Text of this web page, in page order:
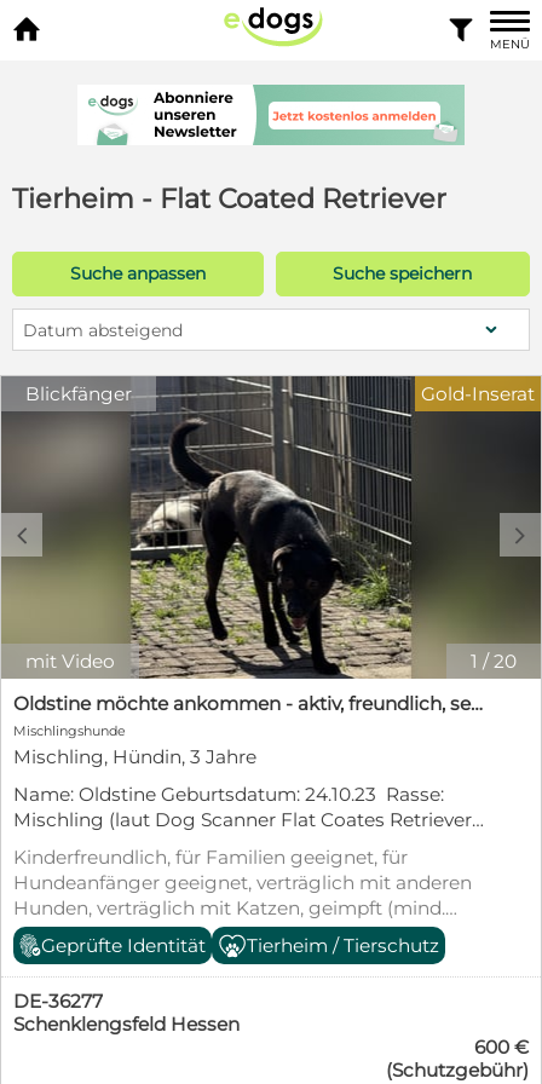
 
MENÜ
Tierheim - Flat Coated Retriever
Suche anpassen Suche speichern
Datum absteigend
Blickfänger
1 /20
c d
mit Video
Gold-Inserat
Oldstine möchte ankommen - aktiv, freundlich, sensibel
Mischlingshunde
Mischling, Hündin, 3 Jahre
Name: Oldstine Geburtsdatum: 24.10.23 Rasse:
Mischling (laut Dog Scanner Flat Coates Retriever /
Wippet Mix)) Geschlecht: weiblich Gewicht: ca. 12
kg Schulterhöhe (Größe): ca. 40 cm Kastriert: noch
nicht Impfungen: ja Krankheiten: keine bekannten
Verträglich mit Rüden: ja Verträglich mit
Hündinnen: ja Verträglich mit Katzen: keine
Angaben Verträglich mit Kleintieren / Pferden /
etc.: keine Angaben Kinderfreundlich: ja
Stubenrein: muss noch trainiert werden Kann
Leinenführigkeit: muss noch trainiert werden
Kinderfreundlich, für Familien geeignet, für
Hundeanfänger geeignet, verträglich mit anderen
Hunden, verträglich mit Katzen, geimpft (mind.
Pflichtimpfungen), entwurmt, gechipt, mit EU-
Heimtierausweis, aus dem Tierheim,
Tierschutzgesetz §11
Geprüfte Identität Tierheim / Tierschutz
DE-36277
Schenklengsfeld Hessen
600 €
(Schutzgebühr)